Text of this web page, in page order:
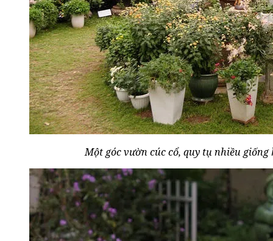
Một góc vườn cúc cổ, quy tụ nhiều giống